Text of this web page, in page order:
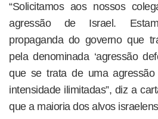
“Solicitamos aos nossos
agressão de Israel.
propaganda do governo que
pela denominada ‘agressão
que se trata de uma
intensidade ilimitadas”, diz a
que a maioria dos alvos